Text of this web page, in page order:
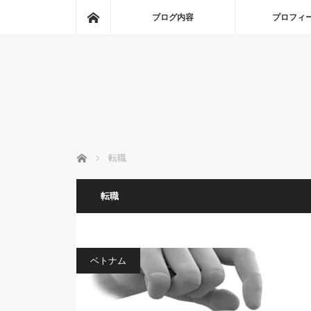
ブログ内容 プロフィ
ホーム 転職
転職
ベトナム